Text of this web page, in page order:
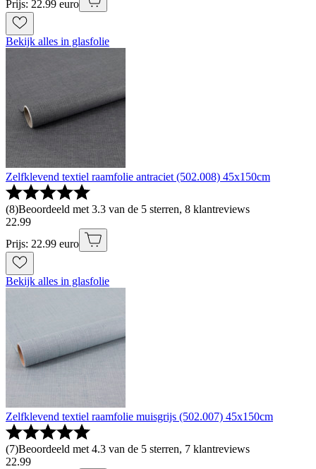
Prijs: 22.99 euro
Bekijk alles in glasfolie
Zelfklevend textiel raamfolie antraciet (502.008) 45x150cm
(8)Beoordeeld met 3.3 van de 5 sterren, 8 klantreviews
22.99
Prijs: 22.99 euro
Bekijk alles in glasfolie
Zelfklevend textiel raamfolie muisgrijs (502.007) 45x150cm
(7)Beoordeeld met 4.3 van de 5 sterren, 7 klantreviews
22.99